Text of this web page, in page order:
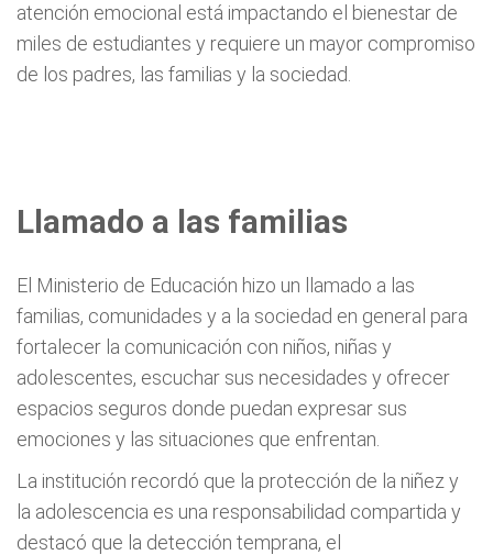
atención emocional está impactando el bienestar de
miles de estudiantes y requiere un mayor compromiso
de los padres, las familias y la sociedad.
Llamado a las familias
El Ministerio de Educación hizo un llamado a las
familias, comunidades y a la sociedad en general para
fortalecer la comunicación con niños, niñas y
adolescentes, escuchar sus necesidades y ofrecer
espacios seguros donde puedan expresar sus
emociones y las situaciones que enfrentan.
La institución recordó que la protección de la niñez y
la adolescencia es una responsabilidad compartida y
destacó que la detección temprana, el